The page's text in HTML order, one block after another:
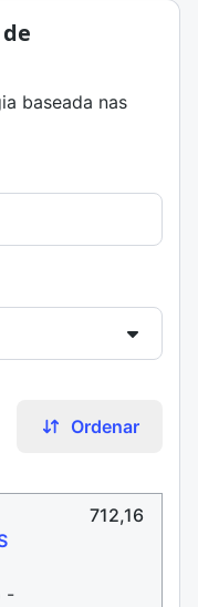
baseada nas
Ordenar
-
712,16